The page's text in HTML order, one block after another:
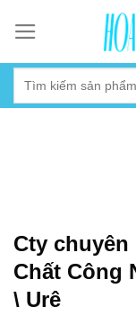
content
Cty
Chất Công
\ Urê